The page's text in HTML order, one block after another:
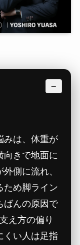
−
みは、体重が
向きで地面に
側に流れ、
ため脚ライン
ばんの原因で
え方の偏り
くい人は足指